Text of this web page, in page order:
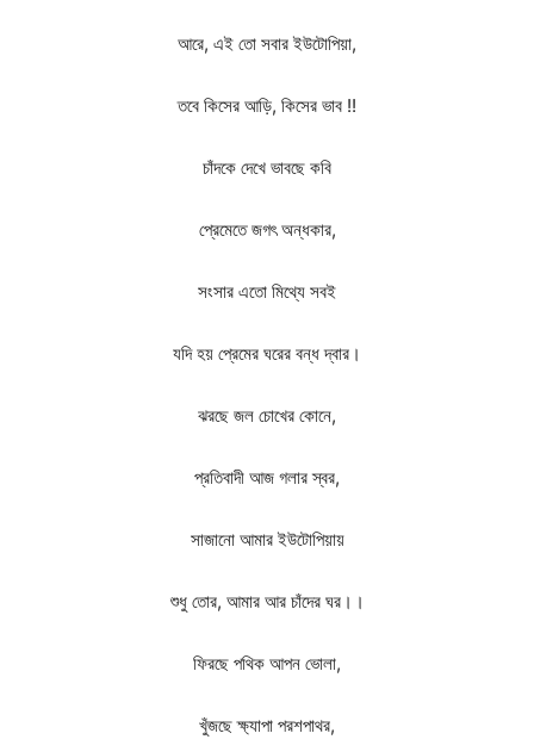
আরে, এই তো সবার ইউটোপিয়া,
তবে কিসের আড়ি, কিসের ভাব !!
চাঁদকে দেখে ভাবছে কবি
প্রেমেতে জগৎ অন্ধকার,
সংসার এতো মিথ্যে সবই
যদি হয় প্রেমের ঘরের বন্ধ দ্বার।
ঝরছে জল চোখের কোনে,
প্রতিবাদী আজ গলার স্বর,
সাজানো আমার ইউটোপিয়ায়
শুধু তোর, আমার আর চাঁদের ঘর।।
ফিরছে পথিক আপন ভোলা,
খুঁজছে ক্ষ্যাপা পরশপাথর,